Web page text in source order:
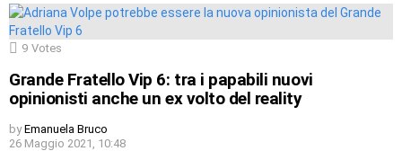
9 Votes
Grande Fratello Vip 6: tra i papabili nuovi
opinionisti anche un ex volto del reality
by Emanuela Bruco
26 Maggio 2021, 10:48